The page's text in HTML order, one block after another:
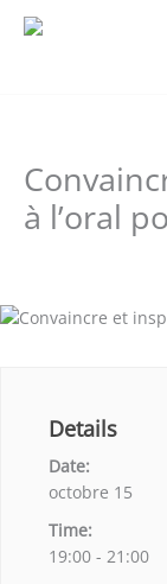
Aller
à l’oral
Details
Date:
octobre 15
Time:
19:00 - 21:00